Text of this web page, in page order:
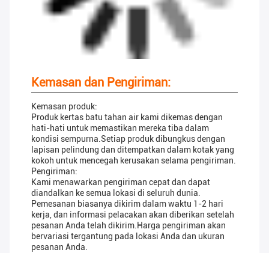
Kemasan dan Pengiriman:
Kemasan produk:
Produk kertas batu tahan air kami dikemas dengan
hati-hati untuk memastikan mereka tiba dalam
kondisi sempurna.Setiap produk dibungkus dengan
lapisan pelindung dan ditempatkan dalam kotak yang
kokoh untuk mencegah kerusakan selama pengiriman.
Pengiriman:
Kami menawarkan pengiriman cepat dan dapat
diandalkan ke semua lokasi di seluruh dunia.
Pemesanan biasanya dikirim dalam waktu 1-2 hari
kerja, dan informasi pelacakan akan diberikan setelah
pesanan Anda telah dikirim.Harga pengiriman akan
bervariasi tergantung pada lokasi Anda dan ukuran
pesanan Anda.